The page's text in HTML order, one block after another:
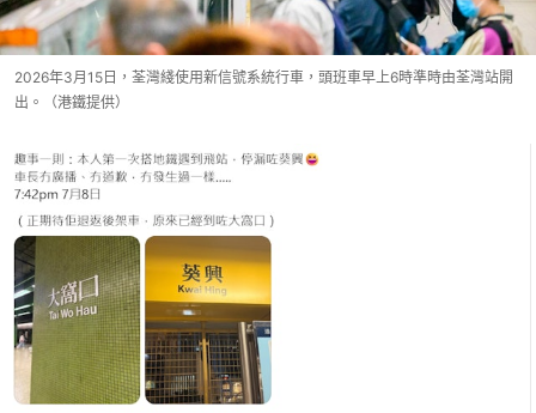
2026年3月15日，荃灣綫使用新信號系統行車，頭班車早上6時準時由荃灣站開
出。（港鐵提供）